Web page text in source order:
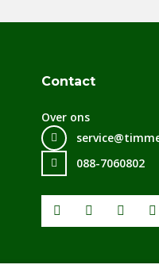
Contact
Over ons
088-7060802
FacebookYoutube